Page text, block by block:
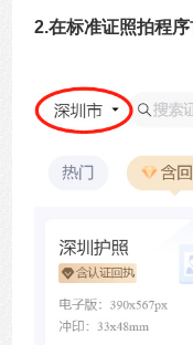
2.在标准证照拍程